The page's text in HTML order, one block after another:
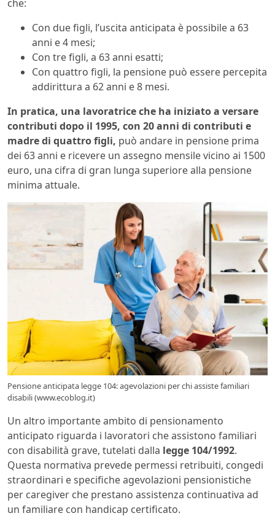
che:
Con due figli, l’uscita anticipata è possibile a 63
anni e 4 mesi;
Con tre figli, a 63 anni esatti;
Con quattro figli, la pensione può essere percepita
addirittura a 62 anni e 8 mesi.
In pratica, una lavoratrice che ha iniziato a versare
contributi dopo il 1995, con 20 anni di contributi e
madre di quattro figli, può andare in pensione prima
dei 63 anni e ricevere un assegno mensile vicino ai 1500
euro, una cifra di gran lunga superiore alla pensione
minima attuale.
Pensione anticipata legge 104: agevolazioni per chi assiste familiari
disabili (www.ecoblog.it)
Un altro importante ambito di pensionamento
anticipato riguarda i lavoratori che assistono familiari
con disabilità grave, tutelati dalla legge 104/1992.
Questa normativa prevede permessi retribuiti, congedi
straordinari e specifiche agevolazioni pensionistiche
per caregiver che prestano assistenza continuativa ad
un familiare con handicap certificato.